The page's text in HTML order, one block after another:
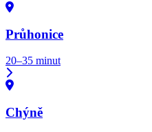
Průhonice
20–35 minut
Chýně